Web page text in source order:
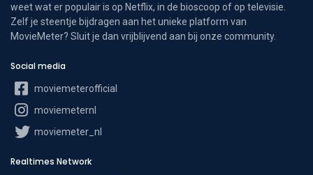
weet wat er populair is op Netflix, in de bioscoop of op televisie.
Zelf je steentje bijdragen aan het unieke platform van
MovieMeter? Sluit je dan vrijblijvend aan bij onze community.
Social media
moviemeterofficial
moviemeternl
moviemeter_nl
Realtimes Network